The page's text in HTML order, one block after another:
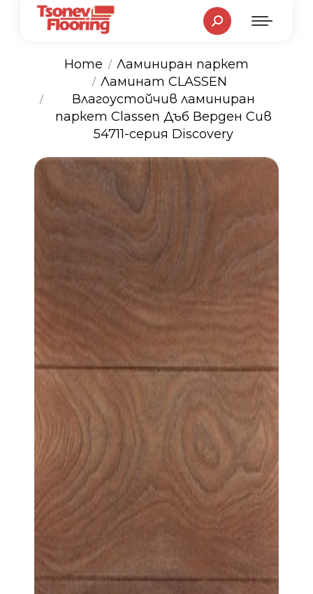
Search:
You are here:
Home
Ламиниран паркет
Ламинат CLASSEN
Влагоустойчив ламиниран
паркет Classen Дъб Верден Сив
54711-серия Discovery